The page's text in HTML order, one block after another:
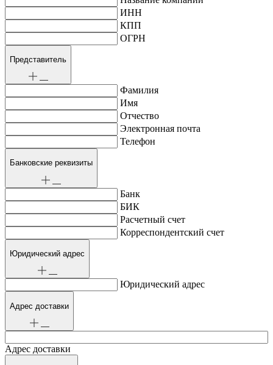
ИНН
КПП
ОГРН
Представитель
Фамилия
Имя
Отчество
Электронная почта
Телефон
Банковские реквизиты
Банк
БИК
Расчетный счет
Корреспондентский счет
Юридический адрес
Юридический адрес
Адрес доставки
Адрес доставки